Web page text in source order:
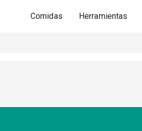
Comidas Herramientas